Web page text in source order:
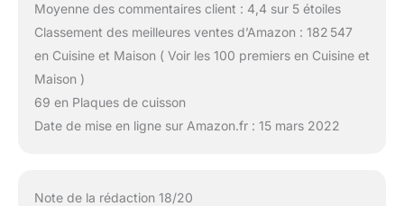
Moyenne des commentaires client : 4,4 sur 5 étoiles
Classement des meilleures ventes d’Amazon : 182 547
en Cuisine et Maison ( Voir les 100 premiers en Cuisine et
Maison )
69 en Plaques de cuisson
Date de mise en ligne sur Amazon.fr : 15 mars 2022
Note de la rédaction 18/20